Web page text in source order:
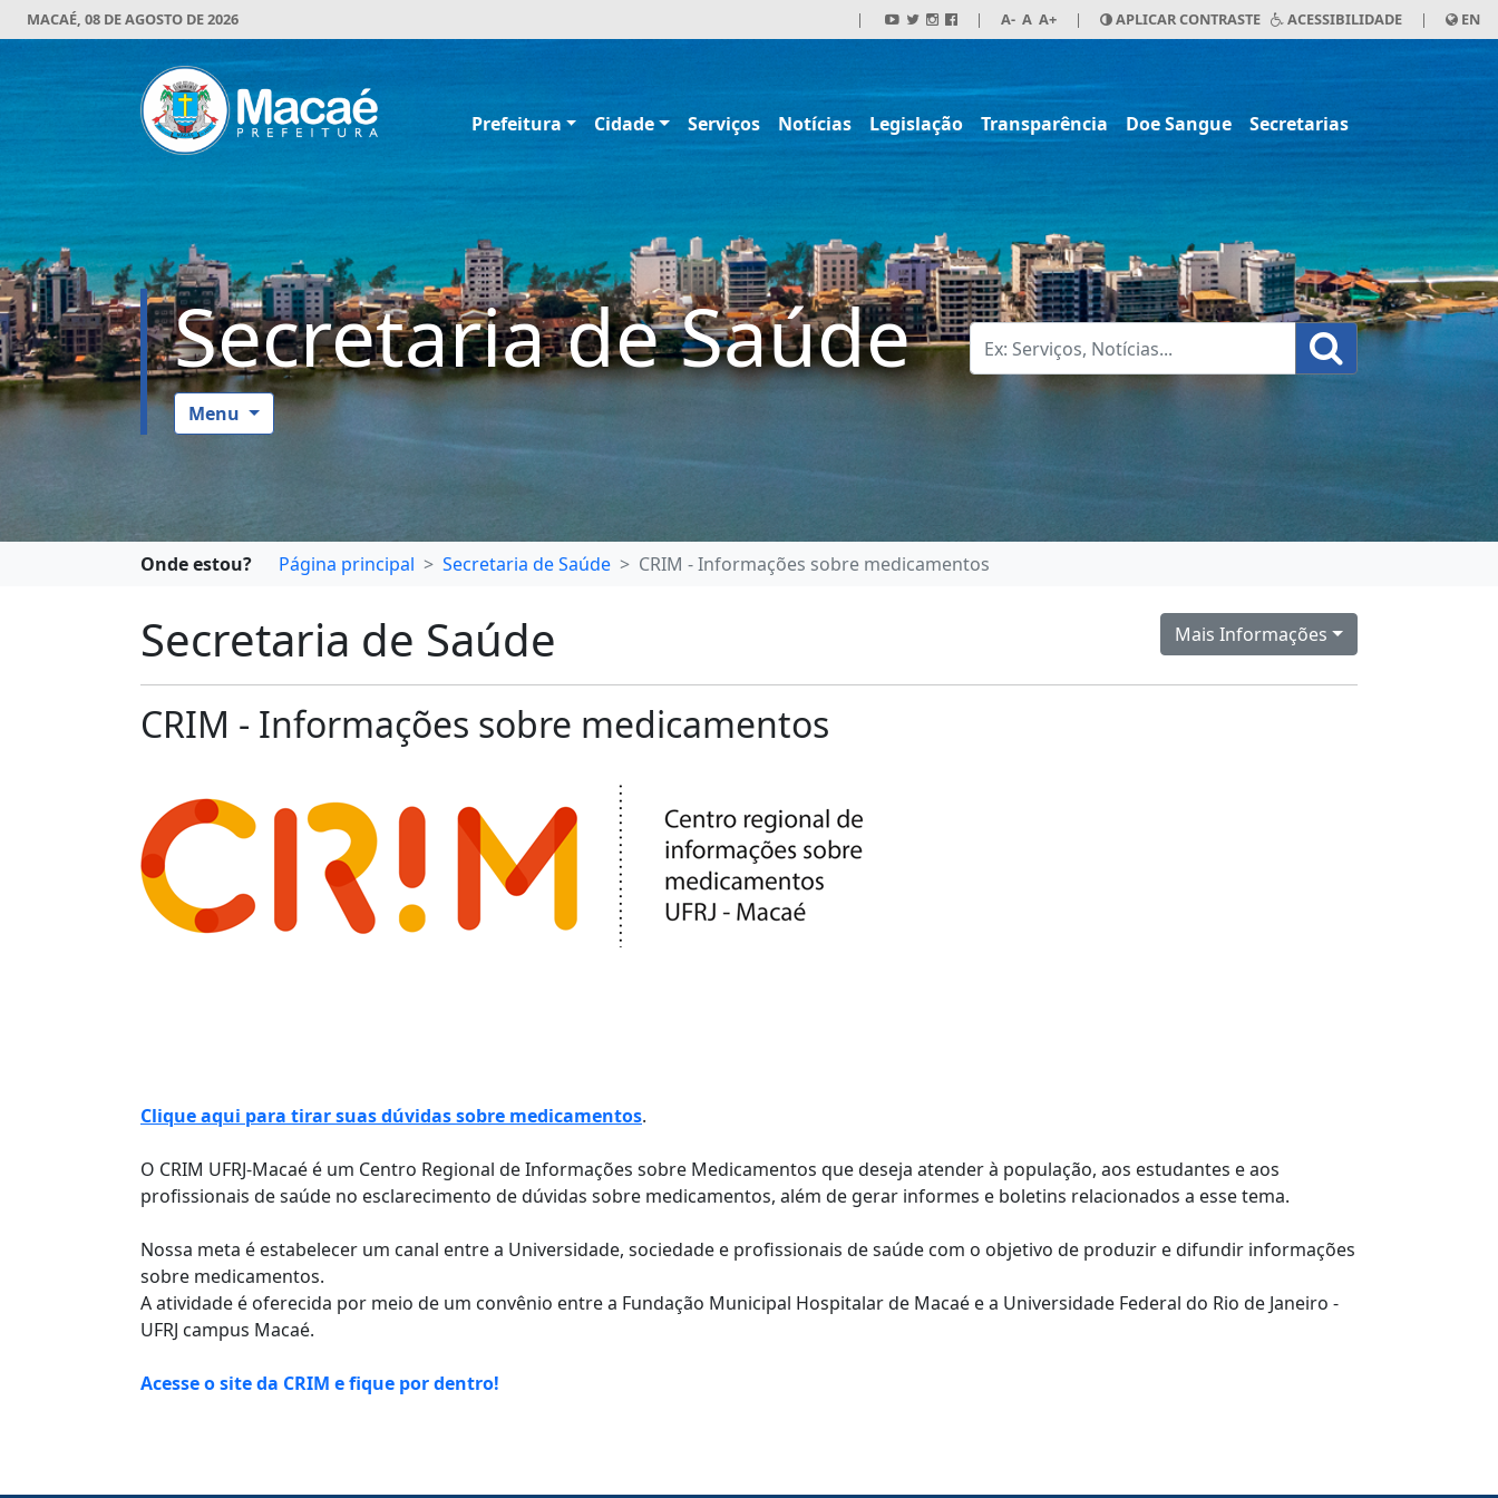
MACAÉ, 08 DE AGOSTO DE 2026 | | A- A A+ | APLICAR CONTRASTE ACESSIBILIDADE | EN
Prefeitura Cidade Serviços Notícias Legislação Transparência Doe Sangue Secretarias
Secretaria de Saúde
Menu
Onde estou? Página principal Secretaria de Saúde CRIM - Informações sobre medicamentos
Mais Informações
Secretaria de Saúde
CRIM - Informações sobre medicamentos
Clique aqui para tirar suas dúvidas sobre medicamentos.
O CRIM UFRJ-Macaé é um Centro Regional de Informações sobre Medicamentos que deseja atender à população, aos estudantes e aos
profissionais de saúde no esclarecimento de dúvidas sobre medicamentos, além de gerar informes e boletins relacionados a esse tema.
Nossa meta é estabelecer um canal entre a Universidade, sociedade e profissionais de saúde com o objetivo de produzir e difundir informações
sobre medicamentos.
A atividade é oferecida por meio de um convênio entre a Fundação Municipal Hospitalar de Macaé e a Universidade Federal do Rio de Janeiro -
UFRJ campus Macaé.
Acesse o site da CRIM e fique por dentro!